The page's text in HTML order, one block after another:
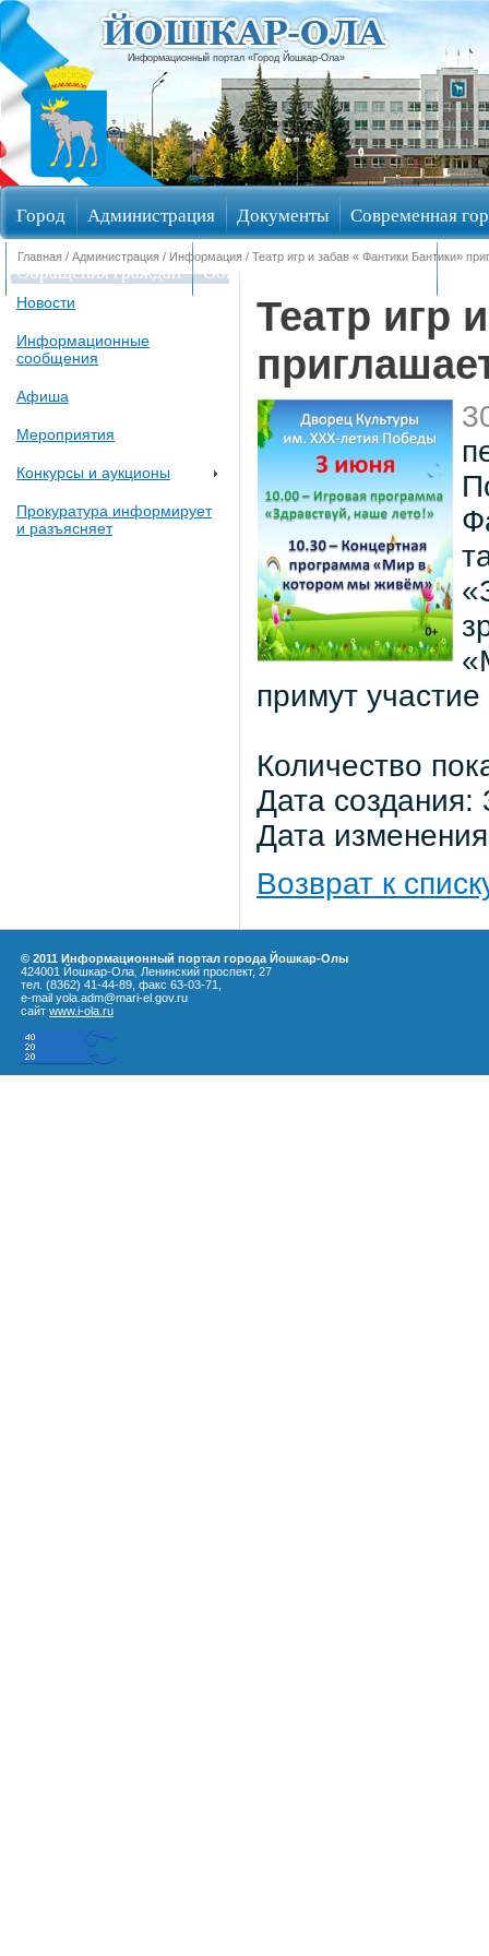
Информационный портал «Город Йошкар-Ола»
Город Администрация Документы Современная
Обращения граждан Общественные обсуждения
Главная / Администрация / Информация / Театр игр и забав « Фантики Бантики»
Новости
Информационные
сообщения
Афиша
Мероприятия
Конкурсы и аукционы
Прокуратура информирует
и разъясняет
Театр игр
примут
Количество
Дата
Дата
Возврат к
© 2011 Информационный портал города Йошкар-Олы
424001 Йошкар-Ола, Ленинский проспект, 27
тел. (8362) 41-44-89, факс 63-03-71,
e-mail yola.adm@mari-el.gov.ru
сайт www.i-ola.ru